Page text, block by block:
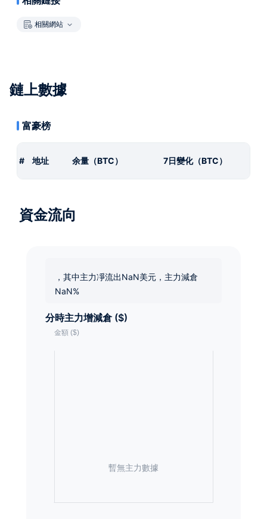
相關網站
鏈上數據
富豪榜
# 地址 余量（BTC） 7日變化（BTC）
資金流向
，其中主力凈流出NaN美元，主力減倉
NaN%
分時主力增減倉 ($)
暫無主力數據